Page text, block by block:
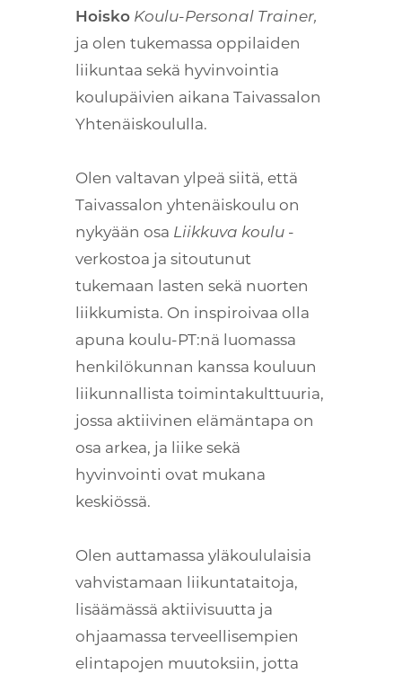
Hoisko Koulu-Personal Trainer,
ja olen tukemassa oppilaiden
liikuntaa sekä hyvinvointia
koulupäivien aikana Taivassalon
Yhtenäiskoululla.
Olen valtavan ylpeä siitä, että
Taivassalon yhtenäiskoulu on
nykyään osa Liikkuva koulu -
verkostoa ja sitoutunut
tukemaan lasten sekä nuorten
liikkumista. On inspiroivaa olla
apuna koulu-PT:nä luomassa
henkilökunnan kanssa kouluun
liikunnallista toimintakulttuuria,
jossa aktiivinen elämäntapa on
osa arkea, ja liike sekä
hyvinvointi ovat mukana
keskiössä.
Olen auttamassa yläkoululaisia
vahvistamaan liikuntataitoja,
lisäämässä aktiivisuutta ja
ohjaamassa terveellisempien
elintapojen muutoksiin, jotta